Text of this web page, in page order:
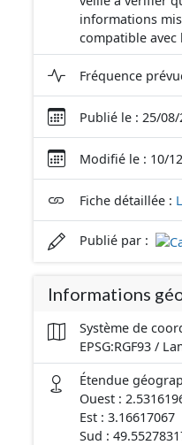
informations
compatible avec
Fréquence
Publié le : 25/08/
Modifié le : 10/
Fiche détaillée :
Publié par :
Informations
Système de
EPSG:RGF93 /
Étendue
Ouest :
Est : 3.16617067
Sud :